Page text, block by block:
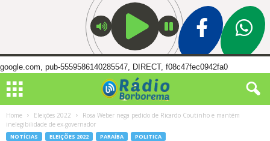
google.com, pub-5559586140285547, DIRECT, f08c47fec0942fa0
Home Eleições 2022
Rosa Weber nega pedido de Ricardo Coutinho e mantém
inelegibilidade de ex-governador
NOTÍCIAS ELEIÇÕES 2022 PARAÍBA POLITICA